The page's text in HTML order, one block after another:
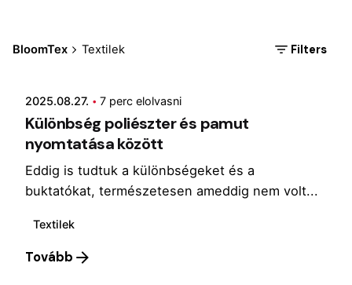
BloomTex Textilek Filters
BloomTex
2025.08.27. 7 perc elolvasni
Különbség poliészter és pamut
nyomtatása között
Eddig is tudtuk a különbségeket és a
buktatókat, természetesen ameddig nem volt...
Textilek
Tovább